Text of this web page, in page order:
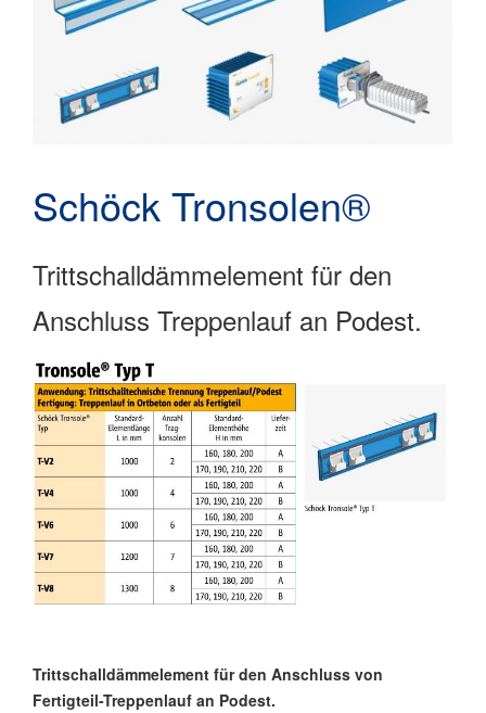
Schöck Tronsolen®
Trittschalldämmelement für den
Anschluss Treppenlauf an Podest.
Trittschalldämmelement für den Anschluss von
Fertigteil-Treppenlauf an Podest.